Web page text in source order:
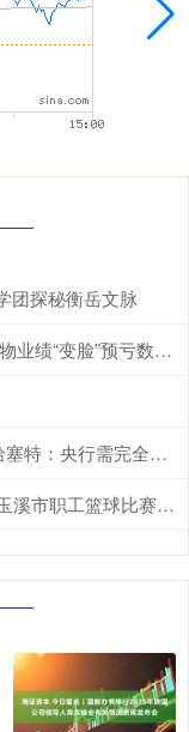
团探秘衡岳文脉
广升网 会计处理变更引发业绩修正 万孚生物业绩“变脸”预亏数千万元
华信投资 “火拼”下一任美联储主席？白宫哈塞特：央行需完全独立于特朗普！
胜宇配资 “军民鱼水情 共筑强国梦”2025年玉溪市职工篮球比赛开幕